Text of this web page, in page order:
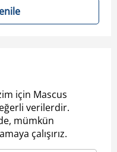
için Mascus
verilerdir.
mümkün
çalışırız.